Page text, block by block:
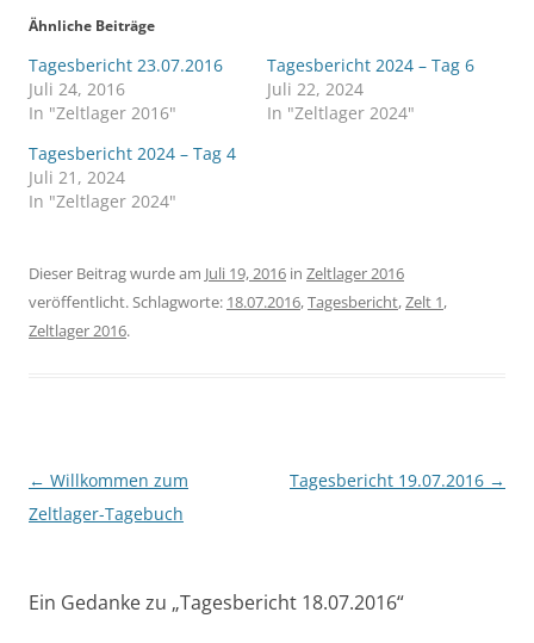
Ähnliche Beiträge
Tagesbericht 23.07.2016
Juli 24, 2016
In "Zeltlager 2016"
Tagesbericht 2024 – Tag 6
Juli 22, 2024
In "Zeltlager 2024"
Tagesbericht 2024 – Tag 4
Juli 21, 2024
In "Zeltlager 2024"
Dieser Beitrag wurde am Juli 19, 2016 in Zeltlager 2016
veröffentlicht. Schlagworte: 18.07.2016,Tagesbericht,Zelt 1,
Zeltlager 2016.
Beitragsnavigation
← Willkommen zum
Zeltlager-Tagebuch
Tagesbericht 19.07.2016 →
Ein Gedanke zu „Tagesbericht 18.07.2016“